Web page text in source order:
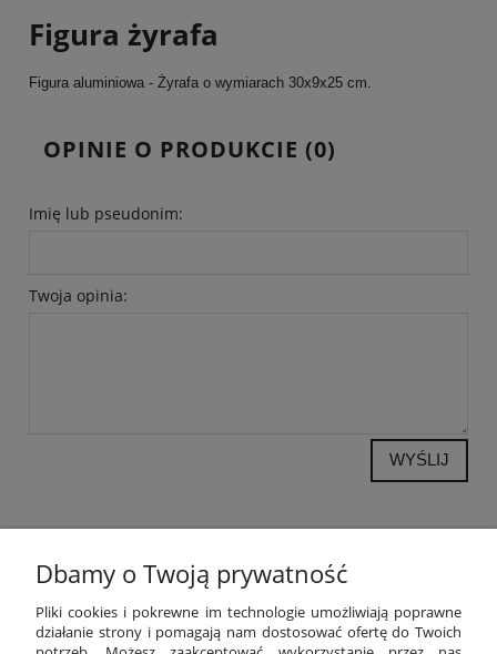
Figura żyrafa
Figura aluminiowa - Żyrafa o wymiarach 30x9x25 cm.
OPINIE O PRODUKCIE (0)
Imię lub pseudonim:
Twoja opinia:
WYŚLIJ
POMOC
Dbamy o Twoją prywatność
Pliki cookies i pokrewne im technologie umożliwiają poprawne
działanie strony i pomagają nam dostosować ofertę do Twoich